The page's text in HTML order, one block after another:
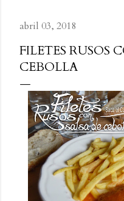
abril 03, 2018
FILETES RUSOS
CEBOLLA